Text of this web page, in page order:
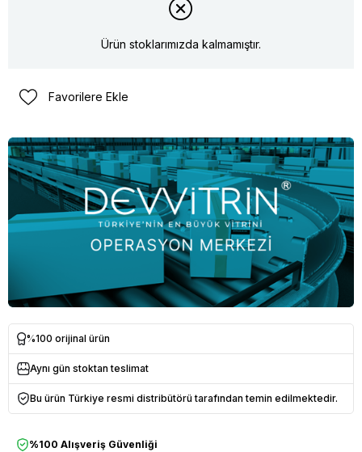
Ürün stoklarımızda kalmamıştır.
Favorilere Ekle
%100 orijinal ürün
Aynı gün stoktan teslimat
Bu ürün Türkiye resmi distribütörü tarafından temin edilmektedir.
%100 Alışveriş Güvenliği